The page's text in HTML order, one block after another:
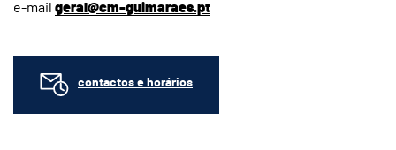
e-mail geral@cm-guimaraes.pt
contactos e horários